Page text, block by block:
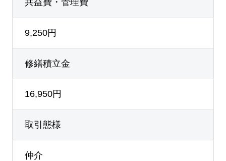
共益費・管理費
9,250円
修繕積立金
16,950円
取引態様
仲介